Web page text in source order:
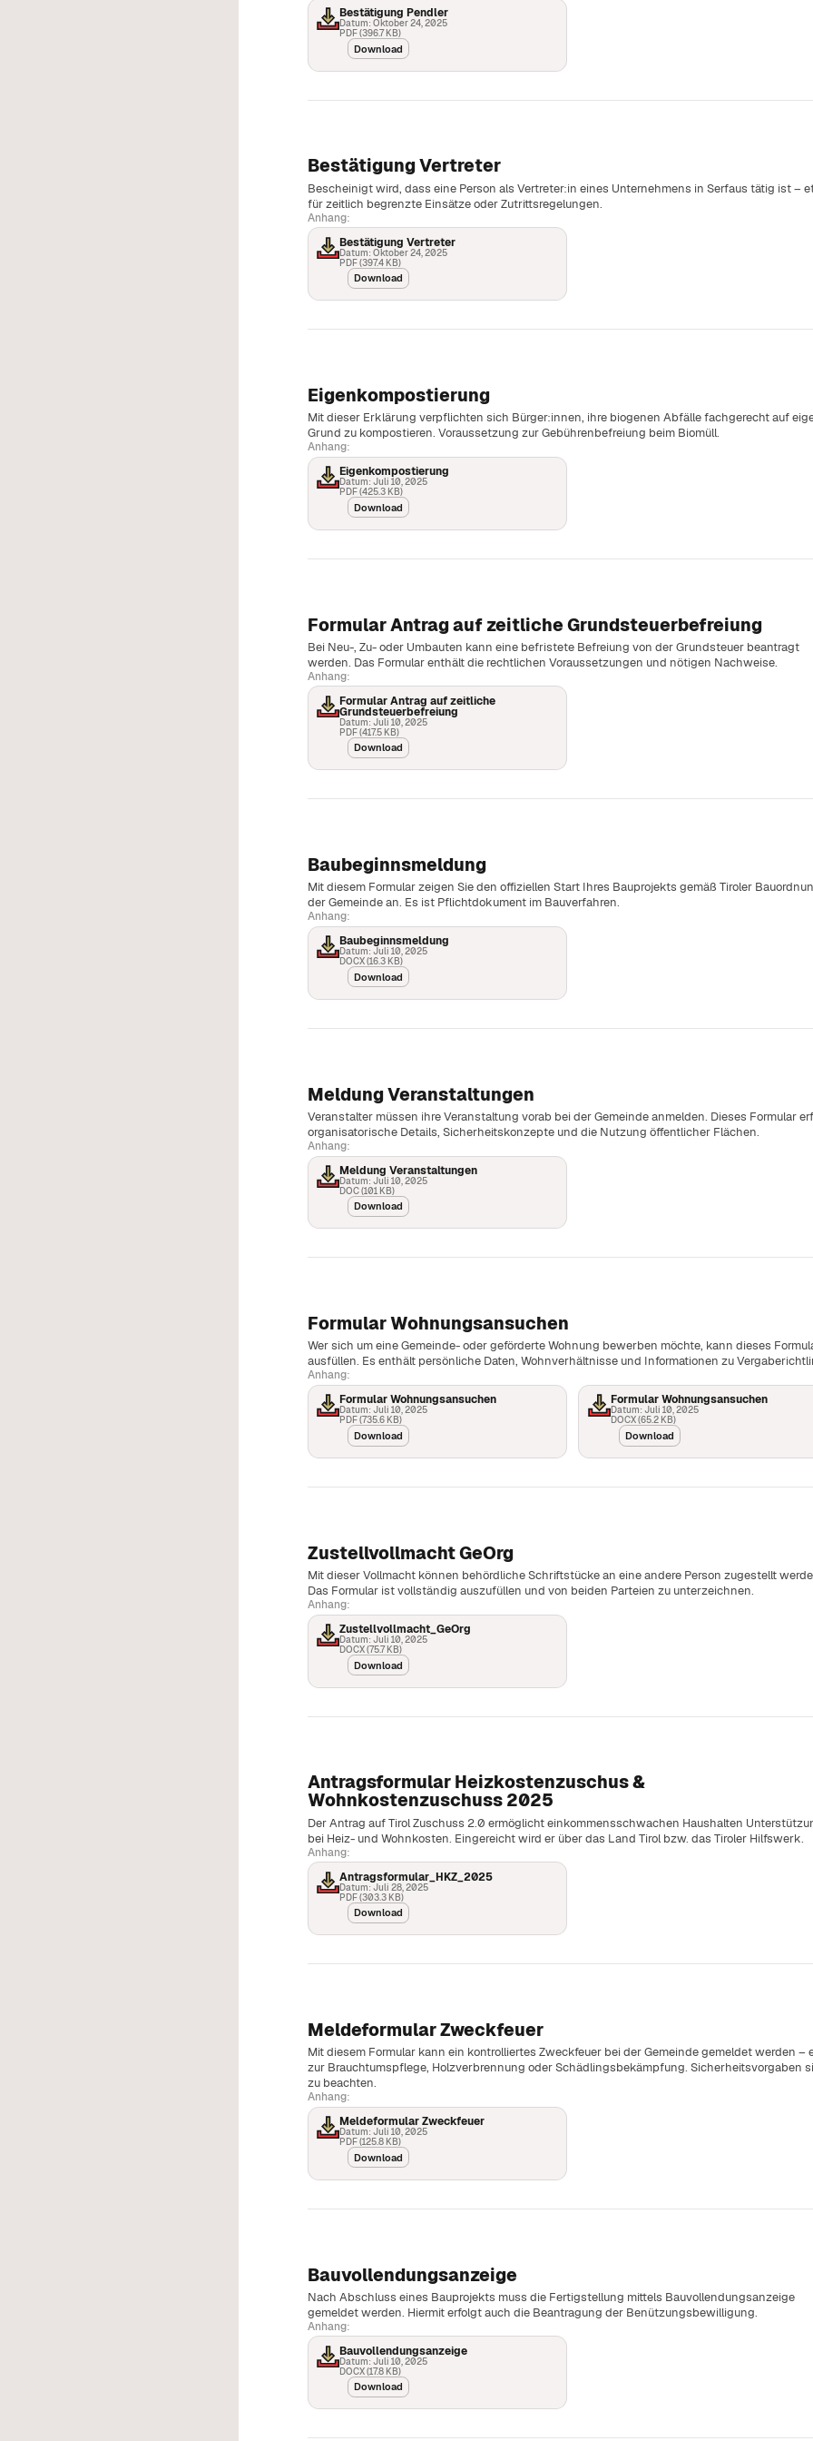
Bestätigung Pendler
Datum: Oktober 24, 2025
PDF (396.7 KB)
Download
Bestätigung Vertreter
Bescheinigt wird, dass eine Person als Vertreter:in eines Unternehmens in Serfaus tätig ist –
für zeitlich begrenzte Einsätze oder Zutrittsregelungen.
Anhang:
Bestätigung Vertreter
Datum: Oktober 24, 2025
PDF (397.4 KB)
Download
Eigenkompostierung
Mit dieser Erklärung verpflichten sich Bürger:innen, ihre biogenen Abfälle fachgerecht auf
Grund zu kompostieren. Voraussetzung zur Gebührenbefreiung beim Biomüll.
Anhang:
Eigenkompostierung
Datum: Juli 10, 2025
PDF (425.3 KB)
Download
Formular Antrag auf zeitliche Grundsteuerbefreiung
Bei Neu-, Zu- oder Umbauten kann eine befristete Befreiung von der Grundsteuer beantragt
werden. Das Formular enthält die rechtlichen Voraussetzungen und nötigen Nachweise.
Anhang:
Formular Antrag auf zeitliche
Grundsteuerbefreiung
Datum: Juli 10, 2025
PDF (417.5 KB)
Download
Baubeginnsmeldung
Mit diesem Formular zeigen Sie den offiziellen Start Ihres Bauprojekts gemäß Tiroler
der Gemeinde an. Es ist Pflichtdokument im Bauverfahren.
Anhang:
Baubeginnsmeldung
Datum: Juli 10, 2025
DOCX (16.3 KB)
Download
Meldung Veranstaltungen
Veranstalter müssen ihre Veranstaltung vorab bei der Gemeinde anmelden. Dieses Formular
organisatorische Details, Sicherheitskonzepte und die Nutzung öffentlicher Flächen.
Anhang:
Meldung Veranstaltungen
Datum: Juli 10, 2025
DOC (101 KB)
Download
Formular Wohnungsansuchen
Wer sich um eine Gemeinde- oder geförderte Wohnung bewerben möchte, kann dieses
ausfüllen. Es enthält persönliche Daten, Wohnverhältnisse und Informationen zu
Anhang:
Formular Wohnungsansuchen
Datum: Juli 10, 2025
PDF (735.6 KB)
Download
Formular Wohnungsansuchen
Datum: Juli 10, 2025
DOCX (65.2 KB)
Download
Zustellvollmacht GeOrg
Mit dieser Vollmacht können behördliche Schriftstücke an eine andere Person zugestellt
Das Formular ist vollständig auszufüllen und von beiden Parteien zu unterzeichnen.
Anhang:
Zustellvollmacht_GeOrg
Datum: Juli 10, 2025
DOCX (75.7 KB)
Download
Antragsformular Heizkostenzuschus &
Wohnkostenzuschuss 2025
Der Antrag auf Tirol Zuschuss 2.0 ermöglicht einkommensschwachen Haushalten
bei Heiz- und Wohnkosten. Eingereicht wird er über das Land Tirol bzw. das Tiroler Hilfswerk.
Anhang:
Antragsformular_HKZ_2025
Datum: Juli 28, 2025
PDF (303.3 KB)
Download
Meldeformular Zweckfeuer
Mit diesem Formular kann ein kontrolliertes Zweckfeuer bei der Gemeinde gemeldet werden –
zur Brauchtumspflege, Holzverbrennung oder Schädlingsbekämpfung. Sicherheitsvorgaben
zu beachten.
Anhang:
Meldeformular Zweckfeuer
Datum: Juli 10, 2025
PDF (125.8 KB)
Download
Bauvollendungsanzeige
Nach Abschluss eines Bauprojekts muss die Fertigstellung mittels Bauvollendungsanzeige
gemeldet werden. Hiermit erfolgt auch die Beantragung der Benützungsbewilligung.
Anhang:
Bauvollendungsanzeige
Datum: Juli 10, 2025
DOCX (17.8 KB)
Download